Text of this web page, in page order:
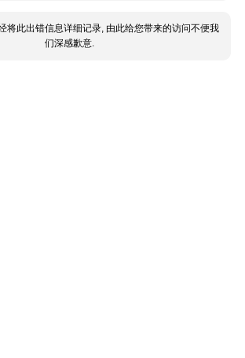
将此出错信息详细记录, 由此给您带来的访问不便我
们深感歉意.